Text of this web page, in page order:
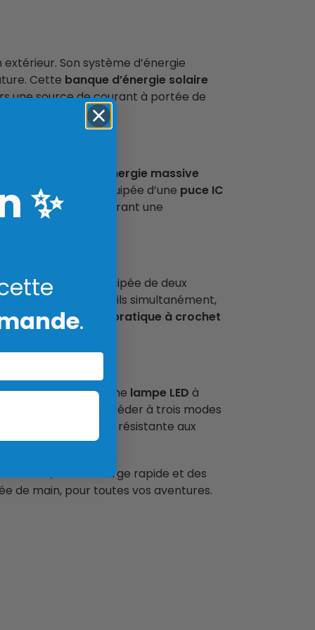
Son système d’énergie
Cette banque d’énergie solaire
une source de courant à portée de
réserve d’énergie massive
d’urgence. Équipée d’une puce IC
utilisation, vous offrant une
temps. Elle est équipée de deux
trois appareils simultanément,
doté d’undesign pratique à crochet
est équipée d’une lampe LED à
vous permet d’accéder à trois modes
anti-poussière et résistante aux
une recharge rapide et des
de main, pour toutes vos aventures.
✨
.